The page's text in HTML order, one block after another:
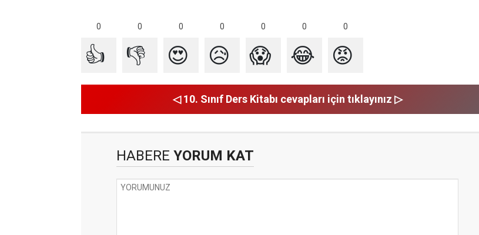
0 0 0 0 0 0 0
👍 👎 😍 😥 😱 😂 😡
◁ 10. Sınıf Ders Kitabı cevapları için tıklayınız ▷
HABERE YORUM KAT